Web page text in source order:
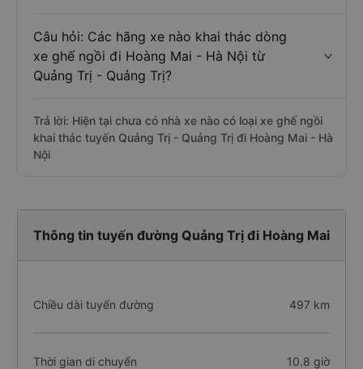
Câu hỏi: Các hãng xe nào khai thác dòng
xe ghế ngồi đi Hoàng Mai - Hà Nội từ
Quảng Trị - Quảng Trị?
Trả lời: Hiện tại chưa có nhà xe nào có loại xe ghế ngồi
khai thác tuyến Quảng Trị - Quảng Trị đi Hoàng Mai - Hà
Nội
Thông tin tuyến đường Quảng Trị đi Hoàng Mai
Chiều dài tuyến đường 497 km
Thời gian di chuyển 10.8 giờ